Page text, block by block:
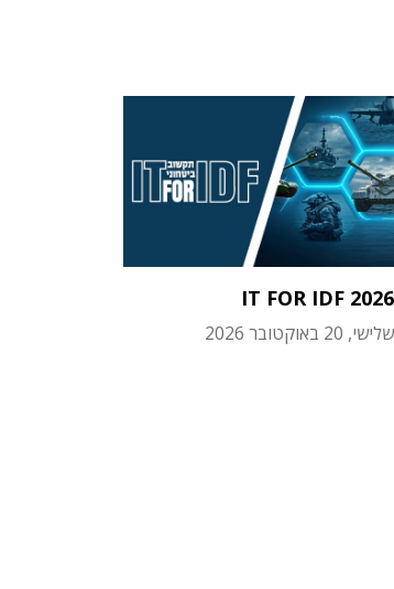
IT FOR IDF 2026
שלישי, 20 באוקטובר 2026